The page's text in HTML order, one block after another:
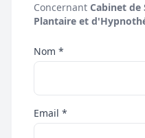
Concernant Cabinet de
Plantaire et
Nom *
Email *